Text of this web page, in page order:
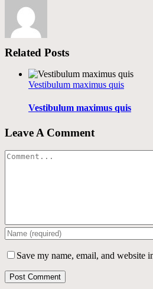
Related Posts
Vestibulum maximus quis
Vestibulum maximus quis
Leave A Comment
Comment
Save my name, email, and website